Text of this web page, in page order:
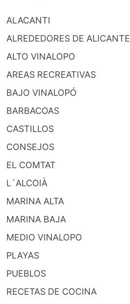
ALACANTI
ALREDEDORES DE ALICANTE
ALTO VINALOPO
AREAS RECREATIVAS
BAJO VINALOPÓ
BARBACOAS
CASTILLOS
CONSEJOS
EL COMTAT
L´ALCOIÀ
MARINA ALTA
MARINA BAJA
MEDIO VINALOPO
PLAYAS
PUEBLOS
RECETAS DE COCINA